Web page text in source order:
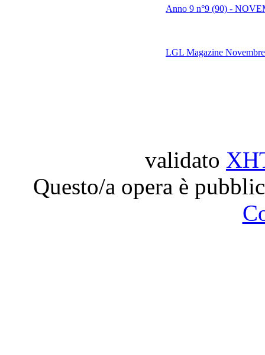
Anno 9 n°9 (90) -
LGL Magazine
validato
Questo/a opera è